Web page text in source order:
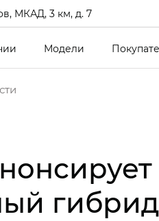
МКАД, 3 км, д. 7
Модели
гибрид